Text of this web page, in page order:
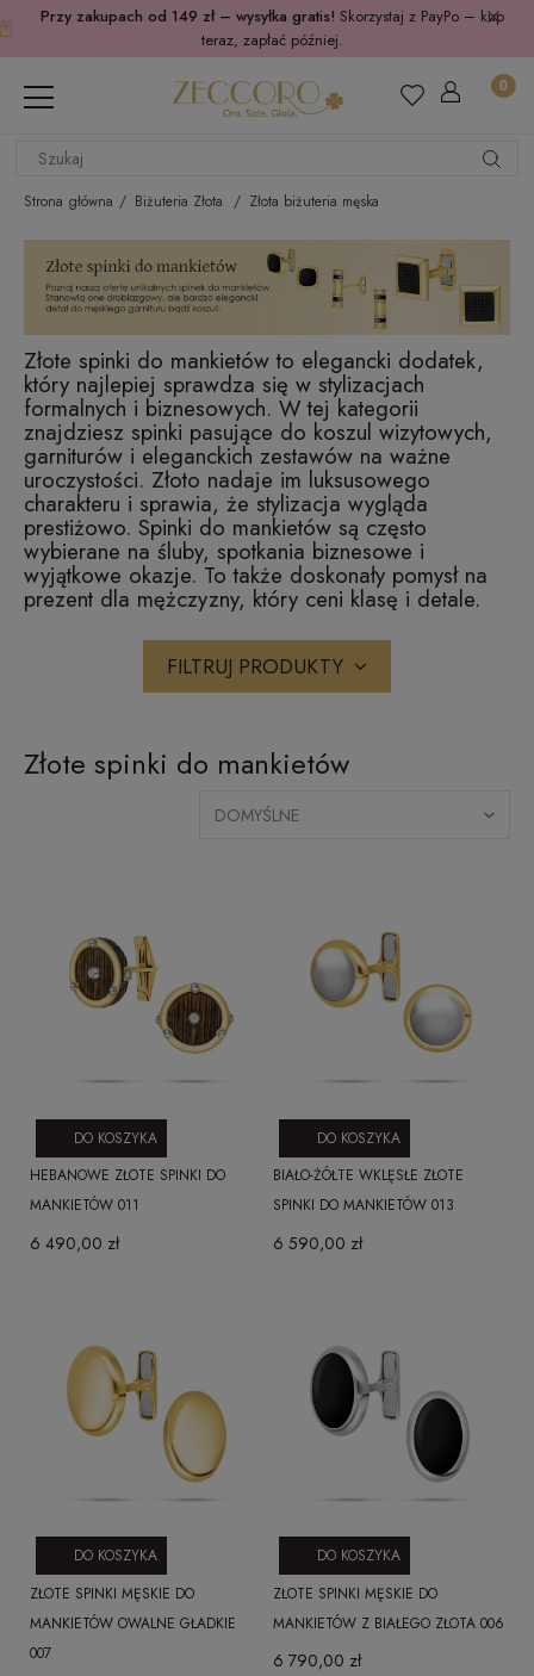
Przy zakupach od 149 zł – wysyłka gratis! Skorzystaj z PayPo – kup
teraz, zapłać później.
Strona główna Biżuteria Złota Złota biżuteria męska
Złote spinki do mankietów to elegancki dodatek,
który najlepiej sprawdza się w stylizacjach
formalnych i biznesowych. W tej kategorii
znajdziesz spinki pasujące do koszul wizytowych,
garniturów i eleganckich zestawów na ważne
uroczystości. Złoto nadaje im luksusowego
charakteru i sprawia, że stylizacja wygląda
prestiżowo. Spinki do mankietów są często
wybierane na śluby, spotkania biznesowe i
wyjątkowe okazje. To także doskonały pomysł na
prezent dla mężczyzny, który ceni klasę i detale.
FILTRUJ PRODUKTY
Złote spinki do mankietów
HEBANOWE ZŁOTE SPINKI DO
MANKIETÓW 011
6 490,00 zł
DO KOSZYKA
BIAŁO-ŻÓŁTE WKLĘSŁE ZŁOTE
SPINKI DO MANKIETÓW 013
6 590,00 zł
DO KOSZYKA
ZŁOTE SPINKI MĘSKIE DO
MANKIETÓW OWALNE GŁADKIE
007
DO KOSZYKA
ZŁOTE SPINKI MĘSKIE DO
MANKIETÓW Z BIAŁEGO ZŁOTA 006
6 790,00 zł
DO KOSZYKA